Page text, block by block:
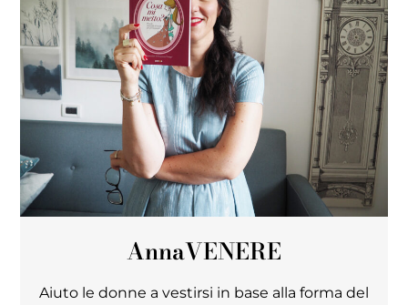
AnnaVENERE
Aiuto le donne a vestirsi in base alla forma del